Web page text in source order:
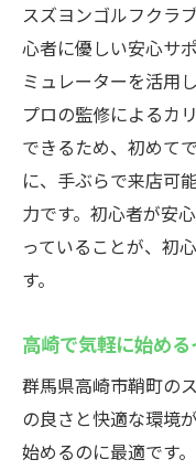
スズヨンゴルフクラ
心者に優しい安心サ
ミュレーターを活用
プロの監修によるカ
できるため、初めて
に、手ぶらで来店可
力です。初心者が安
っていることが、初
す。
高崎で気軽に始め
群馬県高崎市鞘町の
の良さと快適な環境
始めるのに最適です